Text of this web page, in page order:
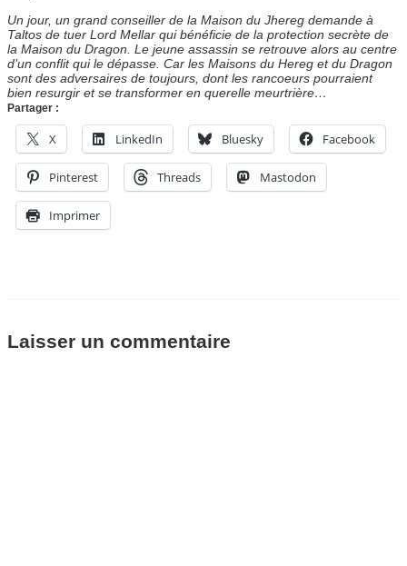
Un jour, un grand conseiller de la Maison du Jhereg demande à
Taltos de tuer Lord Mellar qui bénéficie de la protection secrète de
la Maison du Dragon. Le jeune assassin se retrouve alors au centre
d’un conflit qui le dépasse. Car les Maisons du Hereg et du Dragon
sont des adversaires de toujours, dont les rancoeurs pourraient
bien resurgir et se transformer en querelle meurtrière…
Partager :
X LinkedIn Bluesky Facebook
Pinterest Threads Mastodon
Imprimer
Laisser un commentaire